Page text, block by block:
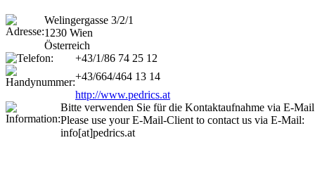
Welingergasse 3/2/1
1230 Wien
Österreich
+43/1/86 74 25 12
+43/664/464 13 14
http://www.pedrics.at
Bitte verwenden Sie für die Kontaktaufnahme via E-
Please use your E-Mail-Client to contact us via E-Mail:
info[at]pedrics.at